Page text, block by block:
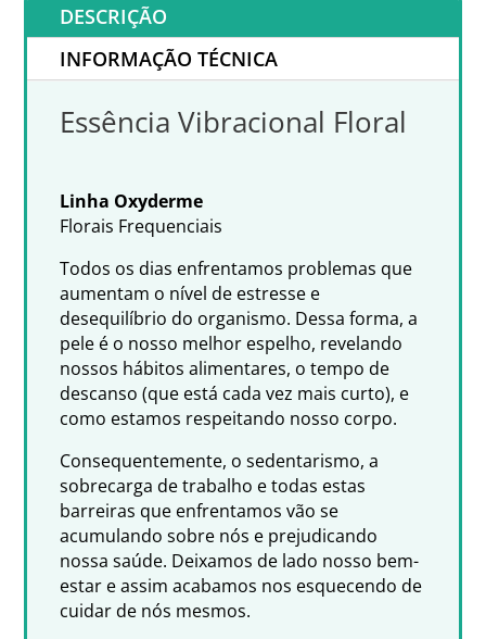
DESCRIÇÃO
INFORMAÇÃO TÉCNICA
Essência Vibracional Floral
Linha Oxyderme
Florais Frequenciais
Todos os dias enfrentamos problemas que
aumentam o nível de estresse e
desequilíbrio do organismo. Dessa forma, a
pele é o nosso melhor espelho, revelando
nossos hábitos alimentares, o tempo de
descanso (que está cada vez mais curto), e
como estamos respeitando nosso corpo.
Consequentemente, o sedentarismo, a
sobrecarga de trabalho e todas estas
barreiras que enfrentamos vão se
acumulando sobre nós e prejudicando
nossa saúde. Deixamos de lado nosso bem-
estar e assim acabamos nos esquecendo de
cuidar de nós mesmos.